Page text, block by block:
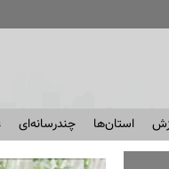
استان‌ها چندرسانه‌ای